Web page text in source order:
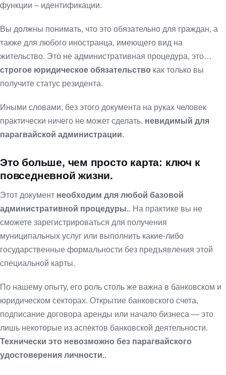
функции – идентификации.
Вы должны понимать, что это обязательно для граждан, а
также для любого иностранца, имеющего вид на
жительство. Это не административная процедура, это…
строгое юридическое обязательство как только вы
получите статус резидента.
Иными словами, без этого документа на руках человек
практически ничего не может сделать. невидимый для
парагвайской администрации.
Это больше, чем просто карта: ключ к
повседневной жизни.
Этот документ необходим для любой базовой
административной процедуры.. На практике вы не
сможете зарегистрироваться для получения
муниципальных услуг или выполнить какие-либо
государственные формальности без предъявления этой
специальной карты.
По нашему опыту, его роль столь же важна в банковском и
юридическом секторах. Открытие банковского счета,
подписание договора аренды или начало бизнеса — это
лишь некоторые из аспектов банковской деятельности.
Технически это невозможно без парагвайского
удостоверения личности..